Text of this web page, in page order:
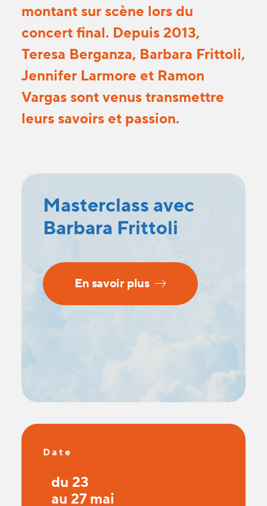
montant sur scène lors du
concert final. Depuis 2013,
Teresa Berganza, Barbara Frittoli,
Jennifer Larmore et Ramon
Vargas sont venus transmettre
leurs savoirs et passion.
Masterclass avec
Barbara Frittoli
En savoir plus
Date
du 23
au 27 mai